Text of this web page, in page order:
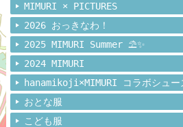
MIMURI × PICTURES
2026 おっきなわ！
2025 MIMURI Summer ⛱️✨
2024 MIMURI
hanamikoji×MIMURI コラボシュー
おとな服
こども服